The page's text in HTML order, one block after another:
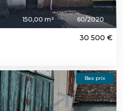
150,00 m² 60/2020
30 500 €
Bas prix